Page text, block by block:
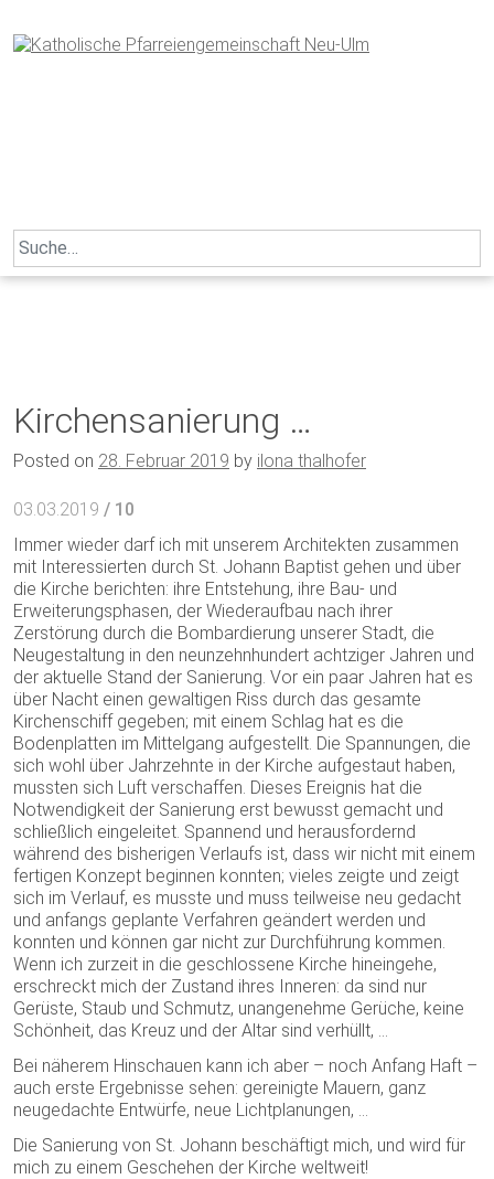
to
content
Search
for:
Kirchensanierung …
Posted on 28. Februar 2019 by ilona thalhofer
03.03.2019 / 10
Immer wieder darf ich mit unserem Architekten zusammen
mit Interessierten durch St. Johann Baptist gehen und über
die Kirche berichten: ihre Entstehung, ihre Bau- und
Erweiterungsphasen, der Wiederaufbau nach ihrer
Zerstörung durch die Bombardierung unserer Stadt, die
Neugestaltung in den neunzehnhundert achtziger Jahren und
der aktuelle Stand der Sanierung. Vor ein paar Jahren hat es
über Nacht einen gewaltigen Riss durch das gesamte
Kirchenschiff gegeben; mit einem Schlag hat es die
Bodenplatten im Mittelgang aufgestellt. Die Spannungen, die
sich wohl über Jahrzehnte in der Kirche aufgestaut haben,
mussten sich Luft verschaffen. Dieses Ereignis hat die
Notwendigkeit der Sanierung erst bewusst gemacht und
schließlich eingeleitet. Spannend und herausfordernd
während des bisherigen Verlaufs ist, dass wir nicht mit einem
fertigen Konzept beginnen konnten; vieles zeigte und zeigt
sich im Verlauf, es musste und muss teilweise neu gedacht
und anfangs geplante Verfahren geändert werden und
konnten und können gar nicht zur Durchführung kommen.
Wenn ich zurzeit in die geschlossene Kirche hineingehe,
erschreckt mich der Zustand ihres Inneren: da sind nur
Gerüste, Staub und Schmutz, unangenehme Gerüche, keine
Schönheit, das Kreuz und der Altar sind verhüllt, …
Bei näherem Hinschauen kann ich aber – noch Anfang Haft –
auch erste Ergebnisse sehen: gereinigte Mauern, ganz
neugedachte Entwürfe, neue Lichtplanungen, …
Die Sanierung von St. Johann beschäftigt mich, und wird für
mich zu einem Geschehen der Kirche weltweit!